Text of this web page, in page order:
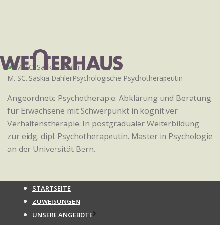
M. SC. Saskia DählerPsychologische Psychotherapeutin
Angeordnete Psychotherapie. Abklärung und Beratung
für Erwachsene mit Schwerpunkt in kognitiver
Verhaltenstherapie. In postgradualer Weiterbildung
zur eidg. dipl. Psychotherapeutin. Master in Psychologie
an der Universität Bern.
STARTSEITE
ZUWEISUNGEN
UNSERE ANGEBOTE